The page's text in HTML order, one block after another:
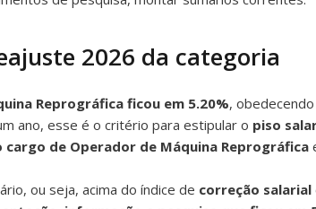
2026 da categoria
Reprográfica ficou em 5.20%,
ano, esse é o critério para estipular o piso
de Operador de Máquina Reprográfica
ou seja, acima do índice de correção salarial